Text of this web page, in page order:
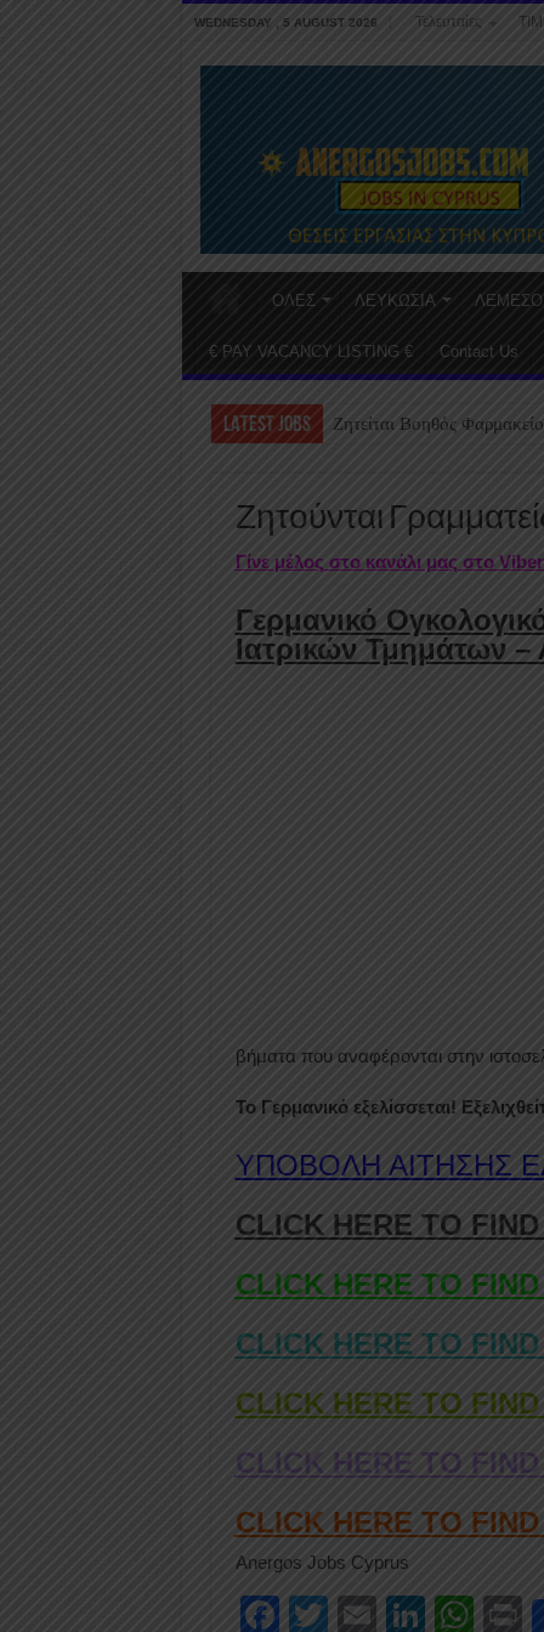
WEDNESDAY , 5 AUGUST 2026 Τελευταίες
ΟΛΕΣ ΛΕΥΚΩΣΙΑ
€ PAY VACANCY LISTING € Contact Us
LATEST JOBS Ζητείται Βοηθός
Ζητούνται
Γίνε μέλος στο κανάλι μας στο
Γερμανικό
Ιατρικών Τμημάτων –
βήματα που αναφέρονται στην
Το Γερμανικό εξελίσσεται!
ΥΠΟΒΟΛΗ ΑΙΤΗΣΗΣ
CLICK HERE TO
CLICK HERE TO
CLICK HERE TO
CLICK HERE TO
CLICK HERE TO
CLICK HERE TO
Anergos Jobs Cyprus
F
T
E
Li
W